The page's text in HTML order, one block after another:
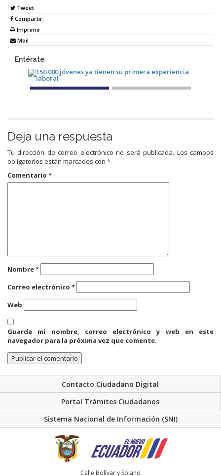
Tweet
Compartir
Imprimir
Mail
Entérate
Deja una respuesta
Tu dirección de correo electrónico no será publicada. Los campos
obligatorios están marcados con *
Comentario *
Nombre*
Correo electrónico *
Web
Guarda mi nombre, correo electrónico y web en este
navegador para la próxima vez que comente.
Contacto Ciudadano Digital
Portal Trámites Ciudadanos
Sistema Nacional de Información (SNI)
Calle Bolívar y Solano